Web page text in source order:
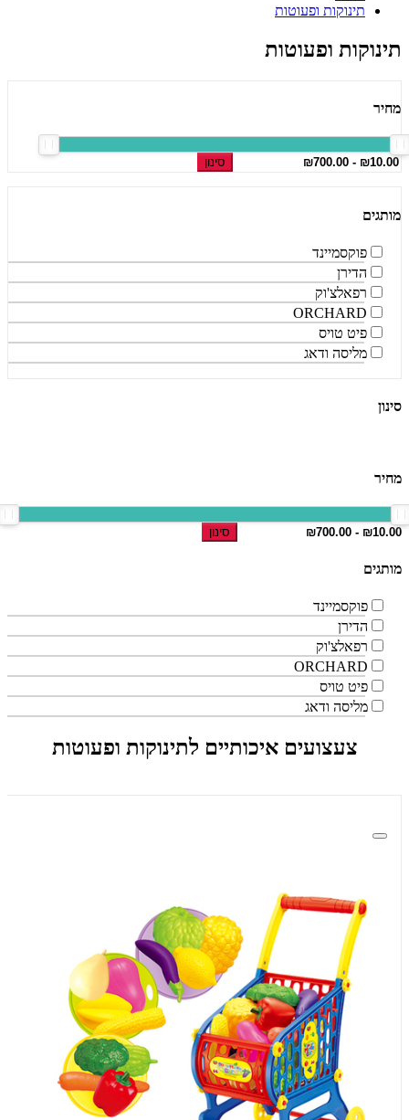
תינוקות ופעוטות
תינוקות ופעוטות
מחיר
סינון
מותגים
פוקסמיינד
הדירן
רפאלצ'וק
ORCHARD
פיט טויס
מליסה ודאג
סינון
מחיר
סינון
מותגים
פוקסמיינד
הדירן
רפאלצ'וק
ORCHARD
פיט טויס
מליסה ודאג
צעצועים איכותיים לתינוקות ופעוטות